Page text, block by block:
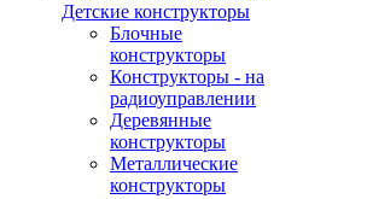
Детские конструкторы
Блочные
конструкторы
Конструкторы - на
радиоуправлении
Деревянные
конструкторы
Металлические
конструкторы